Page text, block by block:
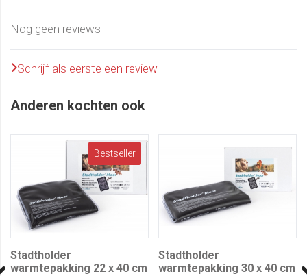
Nog geen reviews
Schrijf als eerste een review
Anderen kochten ook
Bestseller
Stadtholder
warmtepakking 22 x 40 cm
Stadtholder
warmtepakking 30 x 40 cm